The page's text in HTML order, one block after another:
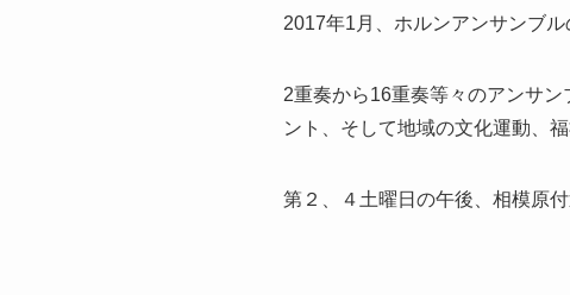
2017年1月、ホルンアンサンブ
2重奏から16重奏等々のアンサ
ント、そして地域の文化運動、
第２、４土曜日の午後、相模原